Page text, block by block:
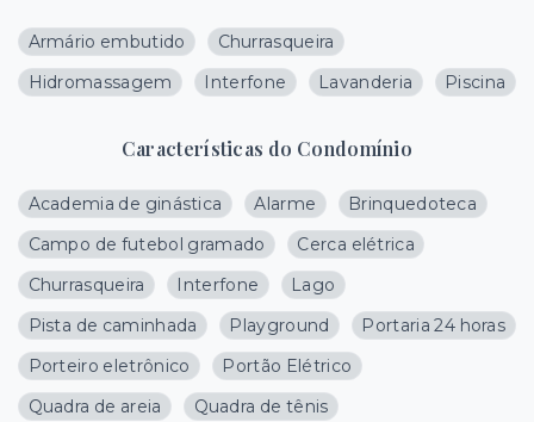
Armário embutido
Churrasqueira
Hidromassagem
Interfone Lavanderia Piscina
Características do Condomínio
Academia de ginástica Alarme
Brinquedoteca
Campo de futebol gramado
Cerca elétrica
Churrasqueira
Interfone
Lago
Pista de caminhada
Playground
Portaria 24 horas
Porteiro eletrônico
Portão Elétrico
Quadra de areia
Quadra de tênis